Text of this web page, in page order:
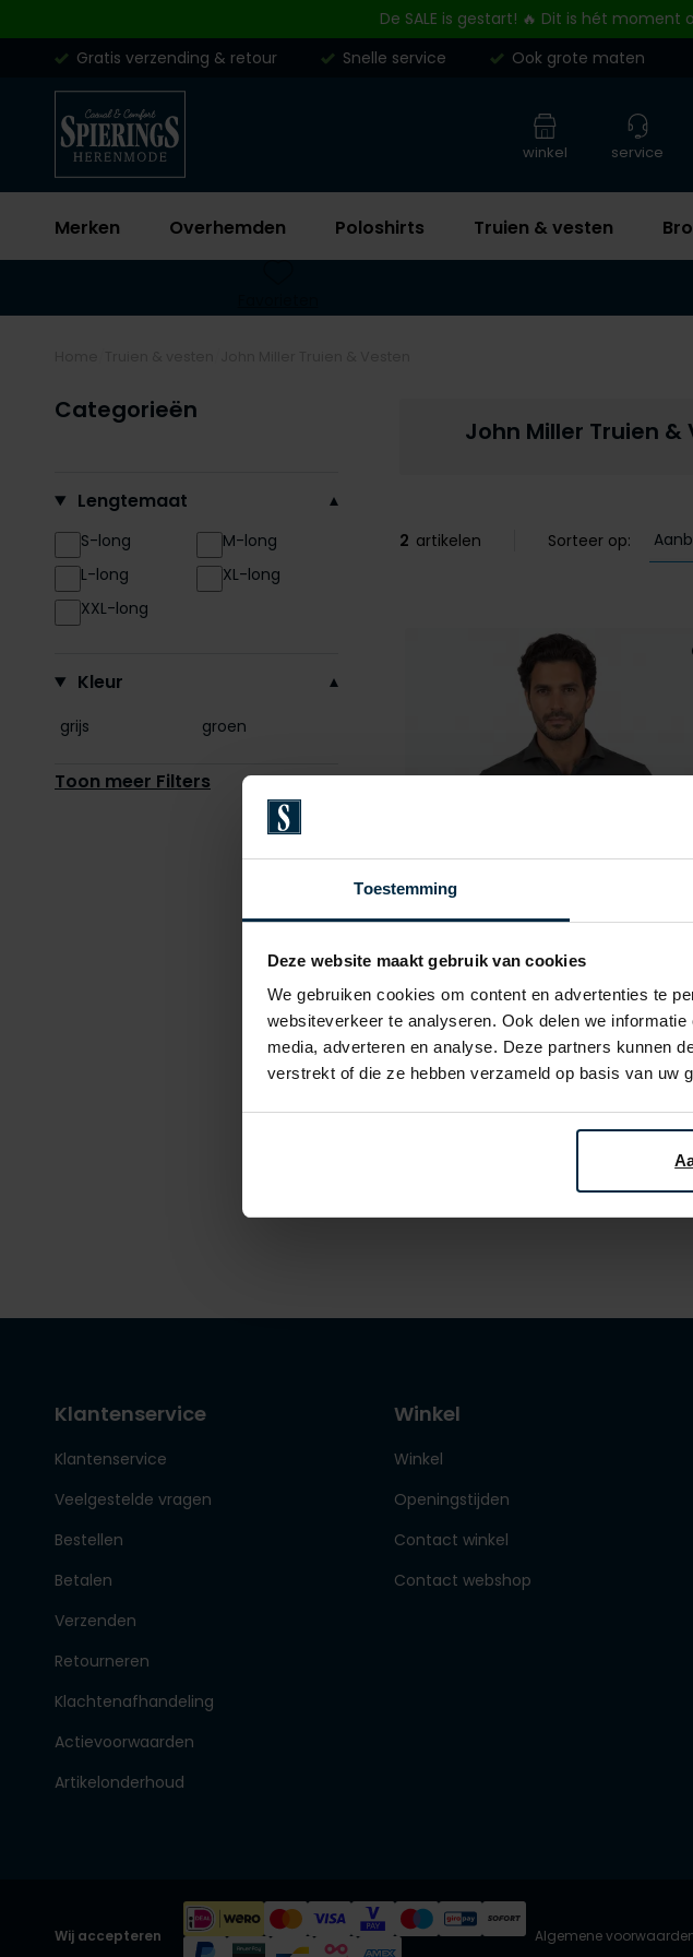
Toestemming
Deze website maakt gebruik van cookies
We gebruiken cookies om content en advertenties te
websiteverkeer te analyseren. Ook delen we
media, adverteren en analyse. Deze partners kunnen
verstrekt of die ze hebben verzameld op basis van uw
De SALE is gestart! 🔥 Dit is hét
Gratis verzending & retour
Snelle service Ook grote maten
Merken Overhemden Poloshirts Truien & vesten
winkel service
John Miller Truien &
Categorieën
Lengtemaat
S-long
M-long
L-long
XL-long
XXL-long
Kleur
grijs groen
Toon meer Filters
2 artikelen Sorteer op:
John Miller
Klantenservice
Klantenservice
Veelgestelde vragen
Bestellen
Betalen
Verzenden
Retourneren
Klachtenafhandeling
Actievoorwaarden
Artikelonderhoud
Winkel
Winkel
Openingstijden
Contact winkel
Contact webshop
Wij accepteren Algemene